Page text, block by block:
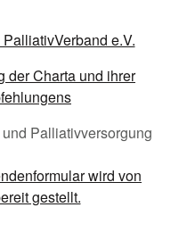
Palliativversorgung